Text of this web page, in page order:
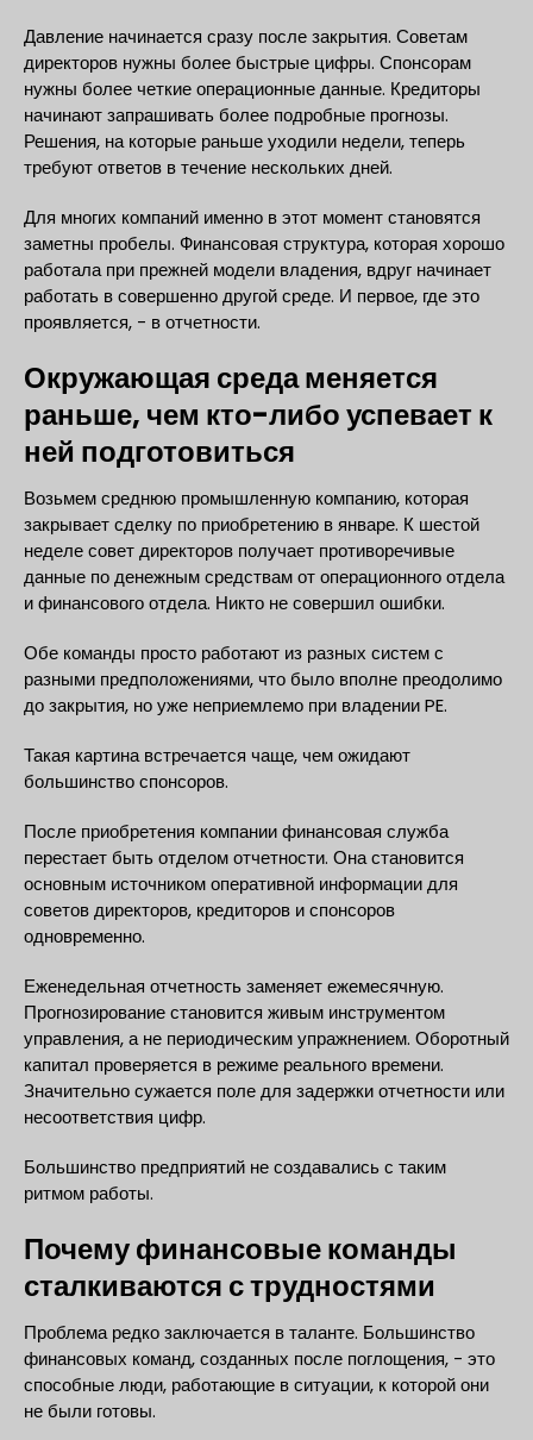
Давление начинается сразу после закрытия. Советам
директоров нужны более быстрые цифры. Спонсорам
нужны более четкие операционные данные. Кредиторы
начинают запрашивать более подробные прогнозы.
Решения, на которые раньше уходили недели, теперь
требуют ответов в течение нескольких дней.
Для многих компаний именно в этот момент становятся
заметны пробелы. Финансовая структура, которая хорошо
работала при прежней модели владения, вдруг начинает
работать в совершенно другой среде. И первое, где это
проявляется, - в отчетности.
Окружающая среда меняется
раньше, чем кто-либо успевает к
ней подготовиться
Возьмем среднюю промышленную компанию, которая
закрывает сделку по приобретению в январе. К шестой
неделе совет директоров получает противоречивые
данные по денежным средствам от операционного отдела
и финансового отдела. Никто не совершил ошибки.
Обе команды просто работают из разных систем с
разными предположениями, что было вполне преодолимо
до закрытия, но уже неприемлемо при владении PE.
Такая картина встречается чаще, чем ожидают
большинство спонсоров.
После приобретения компании финансовая служба
перестает быть отделом отчетности. Она становится
основным источником оперативной информации для
советов директоров, кредиторов и спонсоров
одновременно.
Еженедельная отчетность заменяет ежемесячную.
Прогнозирование становится живым инструментом
управления, а не периодическим упражнением. Оборотный
капитал проверяется в режиме реального времени.
Значительно сужается поле для задержки отчетности или
несоответствия цифр.
Большинство предприятий не создавались с таким
ритмом работы.
Почему финансовые команды
сталкиваются с трудностями
Проблема редко заключается в таланте. Большинство
финансовых команд, созданных после поглощения, - это
способные люди, работающие в ситуации, к которой они
не были готовы.